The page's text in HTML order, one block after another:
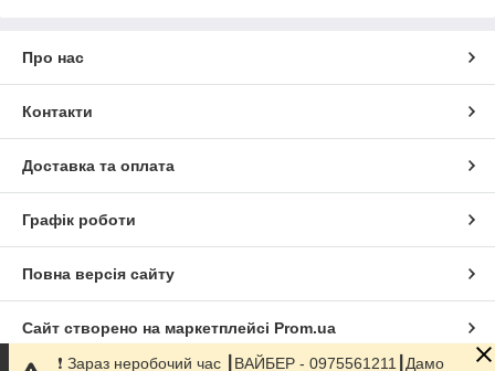
Про нас
Контакти
Доставка та оплата
Графік роботи
Повна версія сайту
Сайт створено на маркетплейсі Prom.ua
❗️ Зараз неробочий час ┃ВАЙБЕР - 0975561211┃Дамо